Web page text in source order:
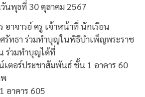
นพุธที่ 30 ตุลาคม 2567
าจารย์ ครู เจ้าหน้าที่ นักเรียน
ทธา ร่วมทำบุญในพิธีบำเพ็ญพระราช
ร่วมทำบุญได้ที่
เตอร์ประชาสัมพันธ์ ชั้น 1 อาคาร 60
อาคาร 605